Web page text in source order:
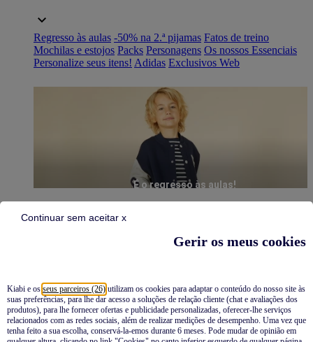
Gerir os meus cookies
Kiabi e os seus parceiros (26) utilizam os cookies para adaptar o conteúdo do nosso site às
suas preferências, para lhe dar acesso a soluções de relação cliente (chat e avaliações dos
produtos), para lhe fornecer ofertas e publicidade personalizadas, oferecer-lhe serviços
relacionados com as redes sociais, além de realizar medições de desempenho. Uma vez que
tenha feito a sua escolha, conservá-la-emos durante 6 meses. Pode mudar de opinião em
Continuar sem aceitar x
Regresso às aulas -50% na 2.ª pijamas Fatos de treino
Mochilas e estojos Packs Personagens Os nossos Essenciais
Personalize seus itens! Adidas Exclusivos Web
É o regresso às aulas!
Pijamas
Novidades